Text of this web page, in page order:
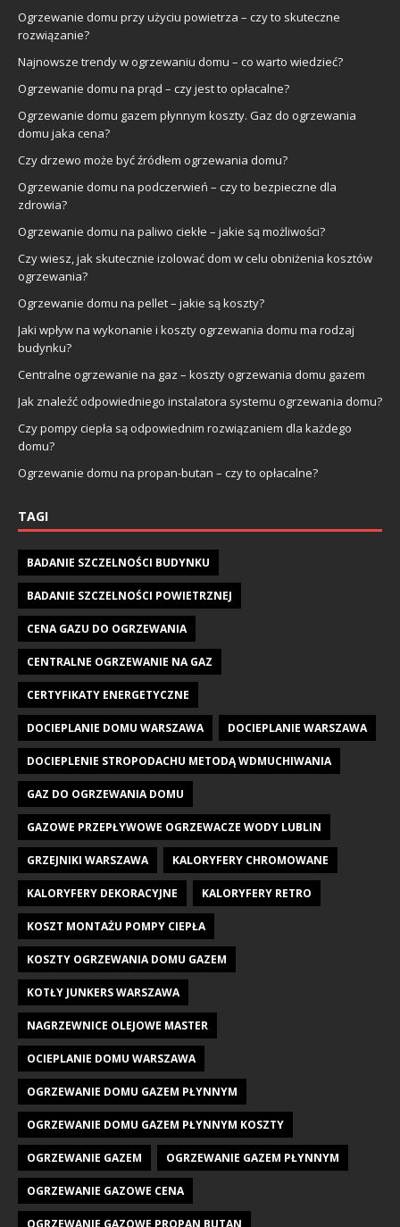
Ogrzewanie domu przy użyciu powietrza – czy to skuteczne
rozwiązanie?
Najnowsze trendy w ogrzewaniu domu – co warto wiedzieć?
Ogrzewanie domu na prąd – czy jest to opłacalne?
Ogrzewanie domu gazem płynnym koszty. Gaz do ogrzewania
domu jaka cena?
Czy drzewo może być źródłem ogrzewania domu?
Ogrzewanie domu na podczerwień – czy to bezpieczne dla
zdrowia?
Ogrzewanie domu na paliwo ciekłe – jakie są możliwości?
Czy wiesz, jak skutecznie izolować dom w celu obniżenia kosztów
ogrzewania?
Ogrzewanie domu na pellet – jakie są koszty?
Jaki wpływ na wykonanie i koszty ogrzewania domu ma rodzaj
budynku?
Centralne ogrzewanie na gaz – koszty ogrzewania domu gazem
Jak znaleźć odpowiedniego instalatora systemu ogrzewania domu?
Czy pompy ciepła są odpowiednim rozwiązaniem dla każdego
domu?
Ogrzewanie domu na propan-butan – czy to opłacalne?
TAGI
BADANIE SZCZELNOŚCI BUDYNKU
BADANIE SZCZELNOŚCI POWIETRZNEJ
CENA GAZU DO OGRZEWANIA
CENTRALNE OGRZEWANIE NA GAZ
CERTYFIKATY ENERGETYCZNE
DOCIEPLANIE DOMU WARSZAWA DOCIEPLANIE WARSZAWA
DOCIEPLENIE STROPODACHU METODĄ WDMUCHIWANIA
GAZ DO OGRZEWANIA DOMU
GAZOWE PRZEPŁYWOWE OGRZEWACZE WODY LUBLIN
GRZEJNIKI WARSZAWA KALORYFERY CHROMOWANE
KALORYFERY DEKORACYJNE KALORYFERY RETRO
KOSZT MONTAŻU POMPY CIEPŁA
KOSZTY OGRZEWANIA DOMU GAZEM
KOTŁY JUNKERS WARSZAWA
NAGRZEWNICE OLEJOWE MASTER
OCIEPLANIE DOMU WARSZAWA
OGRZEWANIE DOMU GAZEM PŁYNNYM
OGRZEWANIE DOMU GAZEM PŁYNNYM KOSZTY
OGRZEWANIE GAZEM OGRZEWANIE GAZEM PŁYNNYM
OGRZEWANIE GAZOWE CENA